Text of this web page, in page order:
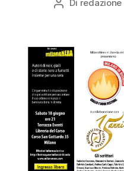
Autore
Di redazione